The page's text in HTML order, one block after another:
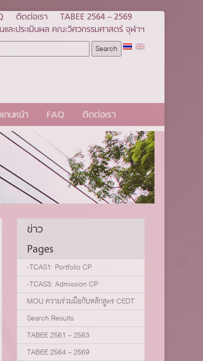
ติดต่อเรา
TABEE 2564 – 2569
ละประเมินผล คณะวิศวกรรมศาสตร์ จุฬาฯ
กนหน้า FAQ ติดต่อเรา
ข่าว
Pages
-TCAS1: Portfolio CP
-TCAS3: Admission CP
MOU ความร่วมมือกับหลักสูตร CEDT
Search Results
TABEE 2561 – 2563
TABEE 2564 – 2569